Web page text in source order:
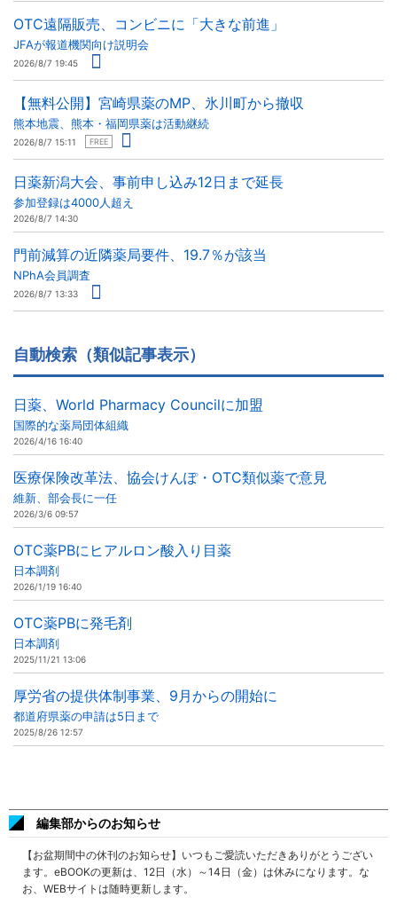
OTC遠隔販売、コンビニに「大きな前進」
JFAが報道機関向け説明会
2026/8/7 19:45
【無料公開】宮崎県薬のMP、氷川町から撤収
熊本地震、熊本・福岡県薬は活動継続
2026/8/7 15:11 FREE
日薬新潟大会、事前申し込み12日まで延長
参加登録は4000人超え
2026/8/7 14:30
門前減算の近隣薬局要件、19.7％が該当
NPhA会員調査
2026/8/7 13:33
自動検索（類似記事表示）
日薬、World Pharmacy Councilに加盟
国際的な薬局団体組織
2026/4/16 16:40
医療保険改革法、協会けんぽ・OTC類似薬で意見
維新、部会長に一任
2026/3/6 09:57
OTC薬PBにヒアルロン酸入り目薬
日本調剤
2026/1/19 16:40
OTC薬PBに発毛剤
日本調剤
2025/11/21 13:06
厚労省の提供体制事業、9月からの開始に
都道府県薬の申請は5日まで
2025/8/26 12:57
編集部からのお知らせ
【お盆期間中の休刊のお知らせ】いつもご愛読いただきありがとうござい
ます。eBOOKの更新は、12日（水）～14日（金）は休みになります。な
お、WEBサイトは随時更新します。